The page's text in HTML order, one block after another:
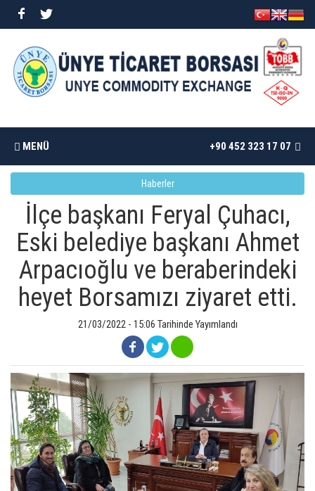
MENÜ +90 452 323 17 07
BORSAMIZ
İSTATISTIKLER
DÖKÜMANLAR
MEVZUAT
KVKK
GALERI
Haberler
İlçe başkanı Feryal Çuhacı,
Eski belediye başkanı Ahmet
Arpacıoğlu ve beraberindeki
heyet Borsamızı ziyaret etti.
21/03/2022 - 15:06 Tarihinde Yayımlandı